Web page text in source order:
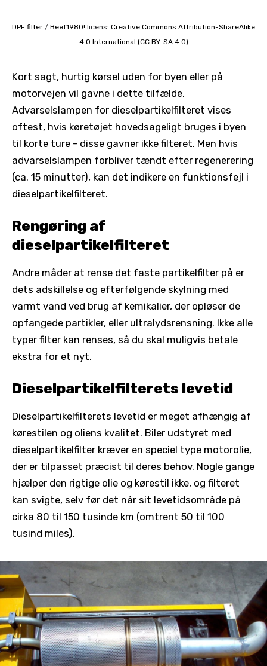
DPF filter / Beef1980! licens: Creative Commons Attribution-ShareAlike
4.0 International (CC BY-SA 4.0)
Kort sagt, hurtig kørsel uden for byen eller på
motorvejen vil gavne i dette tilfælde.
Advarselslampen for dieselpartikelfilteret vises
oftest, hvis køretøjet hovedsageligt bruges i byen
til korte ture - disse gavner ikke filteret. Men hvis
advarselslampen forbliver tændt efter regenerering
(ca. 15 minutter), kan det indikere en funktionsfejl i
dieselpartikelfilteret.
Rengøring af
dieselpartikelfilteret
Andre måder at rense det faste partikelfilter på er
dets adskillelse og efterfølgende skylning med
varmt vand ved brug af kemikalier, der opløser de
opfangede partikler, eller ultralydsrensning. Ikke alle
typer filter kan renses, så du skal muligvis betale
ekstra for et nyt.
Dieselpartikelfilterets levetid
Dieselpartikelfilterets levetid er meget afhængig af
kørestilen og oliens kvalitet. Biler udstyret med
dieselpartikelfilter kræver en speciel type motorolie,
der er tilpasset præcist til deres behov. Nogle gange
hjælper den rigtige olie og kørestil ikke, og filteret
kan svigte, selv før det når sit levetidsområde på
cirka 80 til 150 tusinde km (omtrent 50 til 100
tusind miles).